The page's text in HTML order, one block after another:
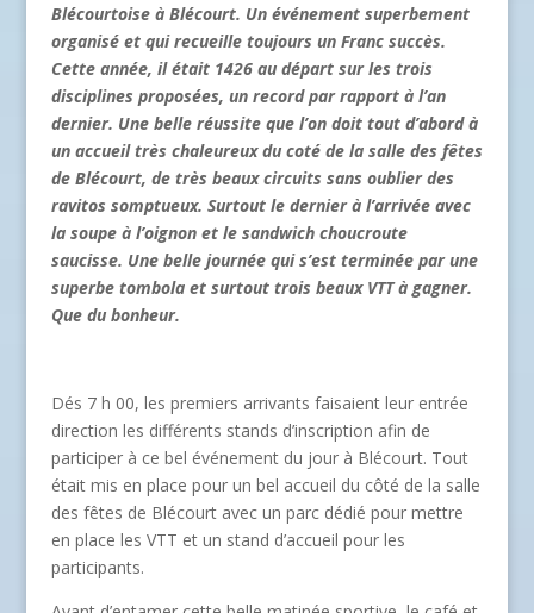
Blécourtoise à Blécourt. Un événement superbement
organisé et qui recueille toujours un Franc succès.
Cette année, il était 1426 au départ sur les trois
disciplines proposées, un record par rapport à l’an
dernier. Une belle réussite que l’on doit tout d’abord à
un accueil très chaleureux du coté de la salle des fêtes
de Blécourt, de très beaux circuits sans oublier des
ravitos somptueux. Surtout le dernier à l’arrivée avec
la soupe à l’oignon et le sandwich choucroute
saucisse. Une belle journée qui s’est terminée par une
superbe tombola et surtout trois beaux VTT à gagner.
Que du bonheur.
Dés 7 h 00, les premiers arrivants faisaient leur entrée
direction les différents stands d’inscription afin de
participer à ce bel événement du jour à Blécourt. Tout
était mis en place pour un bel accueil du côté de la salle
des fêtes de Blécourt avec un parc dédié pour mettre
en place les VTT et un stand d’accueil pour les
participants.